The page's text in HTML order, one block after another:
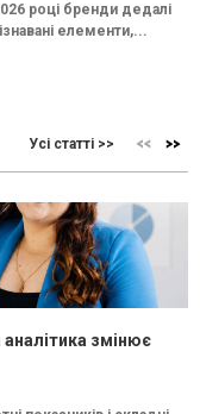
році бренди дедалі
елементи,...
Усі статті >>
аналітика змінює